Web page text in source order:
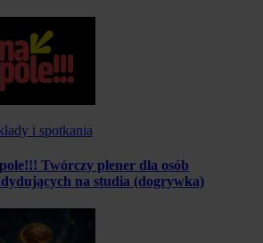
i spotkania
Twórczy plener dla osób
na studia (dogrywka)